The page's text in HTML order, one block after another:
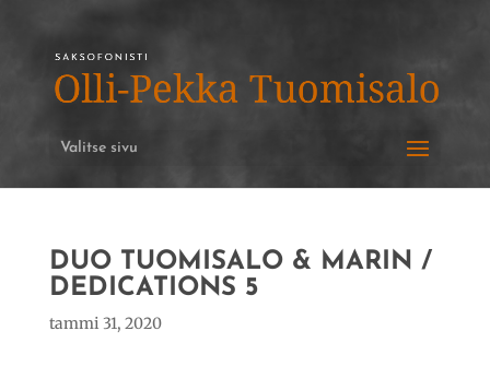
Valitse sivu
DUO TUOMISALO & MARIN /
DEDICATIONS 5
tammi 31, 2020